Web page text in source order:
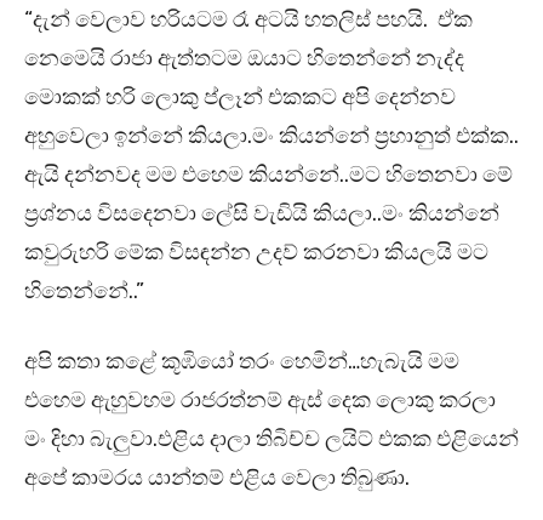
“දැන් වෙලාව හරියටම රෑ අටයි හතලිස් පහයි. ඒක
නෙමෙයි රාජා ඇත්තටම ඔයාට හිතෙන්නේ නැද්ද
මොකක් හරි ලොකු ප්ලෑන් එකකට අපි දෙන්නව
අහුවෙලා ඉන්නේ කියලා.මං කියන්නේ ප්‍රහානුත් එක්ක..
ඇයි දන්නවද මම එහෙම කියන්නේ..මට හිතෙනවා මේ
ප්‍රශ්නය විසදෙනවා ලේසි වැඩියි කියලා..මං කියන්නේ
කවුරුහරි මේක විසඳන්න උදව් කරනවා කියලයි මට
හිතෙන්නේ..”
අපි කතා කළේ කූඹියෝ තරං හෙමින්…හැබැයි මම
එහෙම ඇහුවහම රාජරත්නම් ඇස් දෙක ලොකු කරලා
මං දිහා බැලුවා.එළිය දාලා තිබිච්ච ලයිට් එකක එළියෙන්
අපේ කාමරය යාන්තම් එළිය වෙලා තිබුණා.